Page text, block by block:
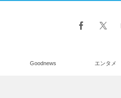
Goodnews エンタメ